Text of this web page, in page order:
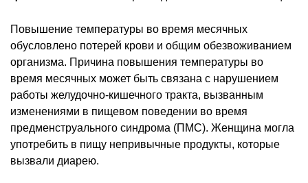
Повышение температуры во время месячных
обусловлено потерей крови и общим обезвоживанием
организма. Причина повышения температуры во
время месячных может быть связана с нарушением
работы желудочно-кишечного тракта, вызванным
изменениями в пищевом поведении во время
предменструального синдрома (ПМС). Женщина могла
употребить в пищу непривычные продукты, которые
вызвали диарею.